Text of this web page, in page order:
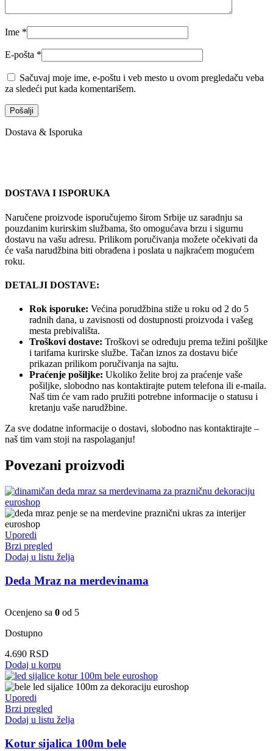
Ime *
E-pošta *
Sačuvaj moje ime, e-poštu i veb mesto u ovom pregledaču veba
za sledeći put kada komentarišem.
Dostava & Isporuka
DOSTAVA I ISPORUKA
Naručene proizvode isporučujemo širom Srbije uz saradnju sa
pouzdanim kurirskim službama, što omogućava brzu i sigurnu
dostavu na vašu adresu. Prilikom poručivanja možete očekivati da
će vaša narudžbina biti obrađena i poslata u najkraćem mogućem
roku.
DETALJI DOSTAVE:
Rok isporuke: Većina porudžbina stiže u roku od 2 do 5
radnih dana, u zavisnosti od dostupnosti proizvoda i vašeg
mesta prebivališta.
Troškovi dostave: Troškovi se određuju prema težini pošiljke
i tarifama kurirske službe. Tačan iznos za dostavu biće
prikazan prilikom poručivanja na sajtu.
Praćenje pošiljke: Ukoliko želite broj za praćenje vaše
pošiljke, slobodno nas kontaktirajte putem telefona ili e-maila.
Naš tim će vam rado pružiti potrebne informacije o statusu i
kretanju vaše narudžbine.
Za sve dodatne informacije o dostavi, slobodno nas kontaktirajte –
naš tim vam stoji na raspolaganju!
Povezani proizvodi
Uporedi
Brzi pregled
Dodaj u listu želja
Deda Mraz na merdevinama
Ocenjeno sa 0 od 5
Dostupno
4.690 RSD
Dodaj u korpu
Uporedi
Brzi pregled
Dodaj u listu želja
Kotur sijalica 100m bele